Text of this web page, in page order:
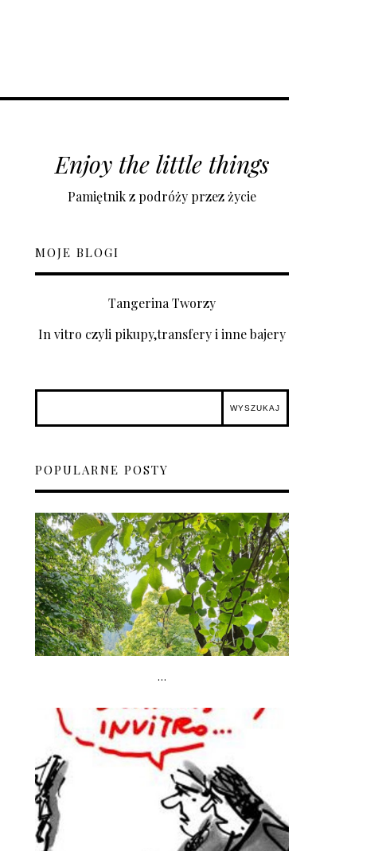
Enjoy the little things
Pamiętnik z podróży przez życie
MOJE BLOGI
Tangerina Tworzy
In vitro czyli pikupy,transfery i inne bajery
POPULARNE POSTY
...